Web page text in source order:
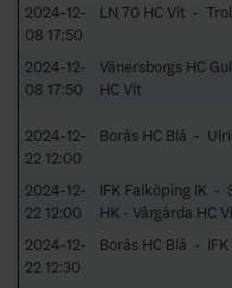
2024-12-
08 17:50
LN 70 HC Vit -
2024-12-
08 17:50
Vänersborgs HC
HC Vit
2024-12-
22 12:00
Borås HC Blå -
2024-12-
22 12:00
IFK Falköping IK -
HK - Vårgårda HC
2024-12-
22 12:30
Borås HC Blå - IFK